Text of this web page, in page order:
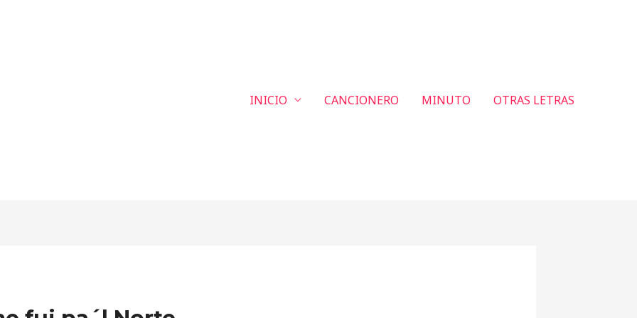
INICIO CANCIONERO MINUTO OTRAS LETRAS